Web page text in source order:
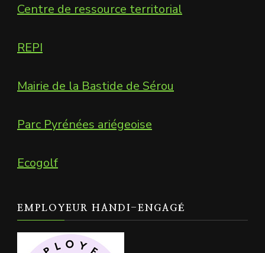
Centre de ressource territorial
REPI
Mairie de la Bastide de Sérou
Parc Pyrénées ariégeoise
Ecogolf
EMPLOYEUR HANDI-ENGAGÉ